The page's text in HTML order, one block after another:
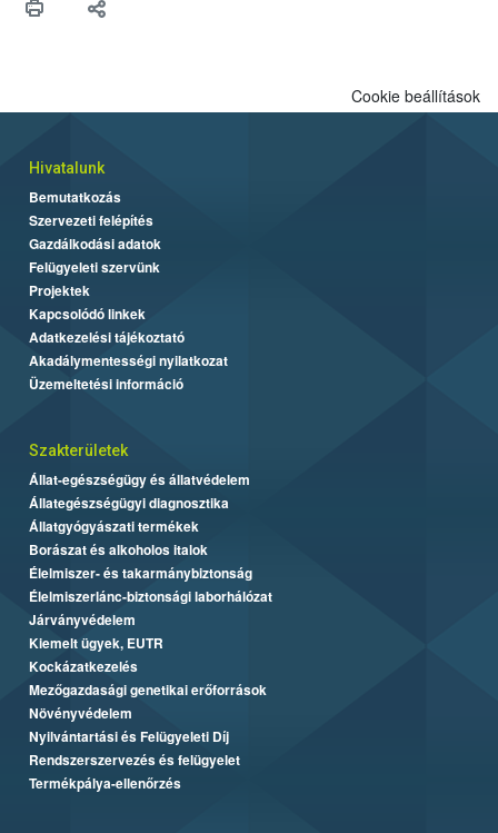
felhasználók számára is elérhető és ökológiai termesztésben is
Cookie beállítások
Hivatalunk
Bemutatkozás
Szervezeti felépítés
Gazdálkodási adatok
Felügyeleti szervünk
Projektek
Kapcsolódó linkek
Adatkezelési tájékoztató
Akadálymentességi nyilatkozat
Üzemeltetési információ
Szakterületek
Állat-egészségügy és állatvédelem
Állategészségügyi diagnosztika
Állatgyógyászati termékek
Borászat és alkoholos italok
Élelmiszer- és takarmánybiztonság
Élelmiszerlánc-biztonsági laborhálózat
Járványvédelem
Kiemelt ügyek, EUTR
Kockázatkezelés
Mezőgazdasági genetikai erőforrások
Növényvédelem
Nyilvántartási és Felügyeleti Díj
Rendszerszervezés és felügyelet
Termékpálya-ellenőrzés